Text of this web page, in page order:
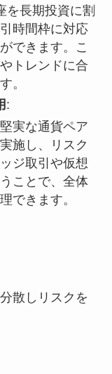
を長期投資に割
時間枠に対応
できます。こ
トレンドに合
。
:
実な通貨ペア
施し、リスク
ジ取引や仮想
ことで、全体
できます。
散しリスクを